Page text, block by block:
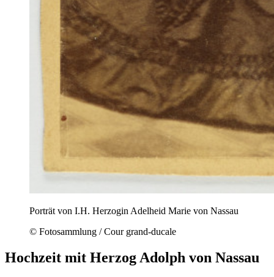
Porträt von I.H. Herzogin Adelheid Marie von Nassau
© Fotosammlung / Cour grand-ducale
Hochzeit mit Herzog Adolph von Nassau